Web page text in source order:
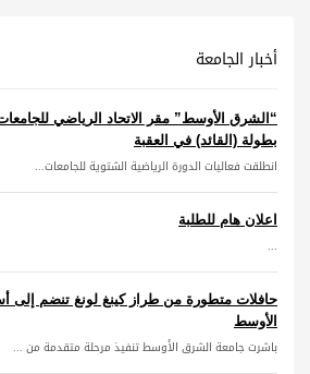
أخبار الجامعة
“الشرق الأوسط” مقر الاتحاد الرياضي للجامعات
بطولة (القائد) في العقبة
انطلقت فعاليات الدورة الرياضية الشتوية للجامعات...
اعلان هام للطلبة
...
حافلات متطورة من طراز كينغ لونغ تنضم
الأوسط
باشرت جامعة الشرق الأوسط تنفيذ مرحلة متقدمة من ...